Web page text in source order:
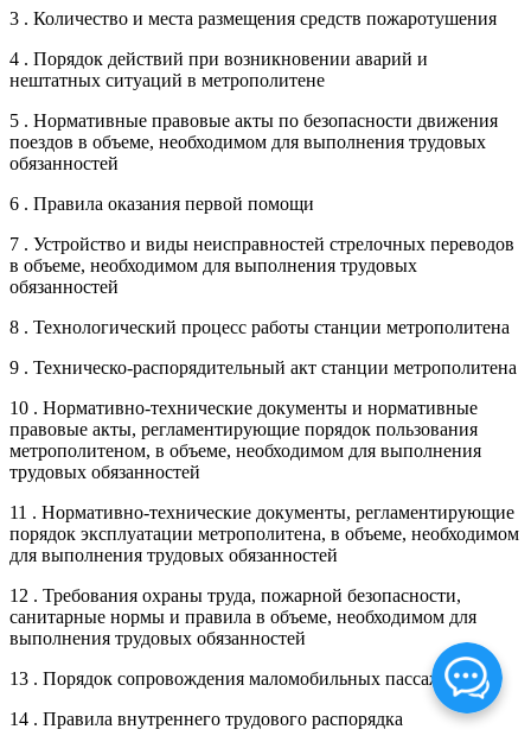
3 . Количество и места размещения средств пожаротушения
4 . Порядок действий при возникновении аварий и
нештатных ситуаций в метрополитене
5 . Нормативные правовые акты по безопасности движения
поездов в объеме, необходимом для выполнения трудовых
обязанностей
6 . Правила оказания первой помощи
7 . Устройство и виды неисправностей стрелочных переводов
в объеме, необходимом для выполнения трудовых
обязанностей
8 . Технологический процесс работы станции метрополитена
9 . Техническо-распорядительный акт станции метрополитена
10 . Нормативно-технические документы и нормативные
правовые акты, регламентирующие порядок пользования
метрополитеном, в объеме, необходимом для выполнения
трудовых обязанностей
11 . Нормативно-технические документы, регламентирующие
порядок эксплуатации метрополитена, в объеме, необходимом
для выполнения трудовых обязанностей
12 . Требования охраны труда, пожарной безопасности,
санитарные нормы и правила в объеме, необходимом для
выполнения трудовых обязанностей
13 . Порядок сопровождения маломобильных пассажиров
14 . Правила внутреннего трудового распорядка